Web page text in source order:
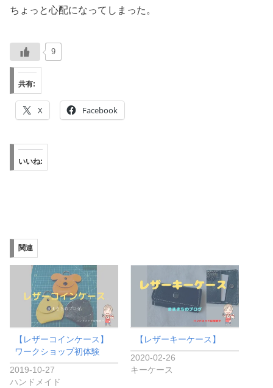
ちょっと心配になってしまった。
9
共有:
X Facebook
いいね:
関連
【レザーコインケース】
ワークショップ初体験
2019-10-27
ハンドメイド
【レザーキーケース】
2020-02-26
キーケース